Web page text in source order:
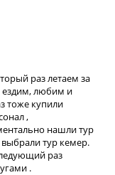
раз летаем за
ездим, любим и
тоже купили
,
нашли тур
тур кемер.
раз
.